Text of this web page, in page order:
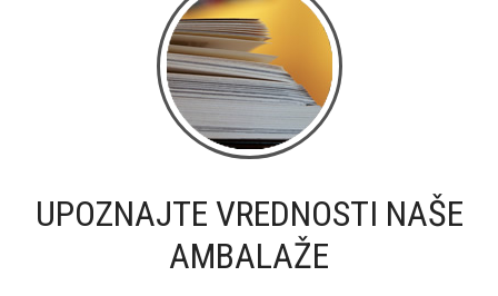
UPOZNAJTE VREDNOSTI NAŠE
AMBALAŽE